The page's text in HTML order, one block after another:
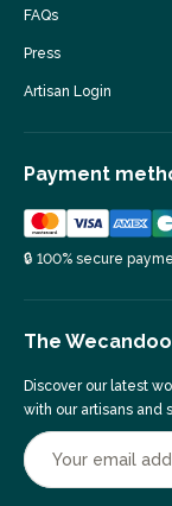
FAQs
Press
Artisan Login
Payment
🔒 100% secure
The
Discover our latest
with our artisans and